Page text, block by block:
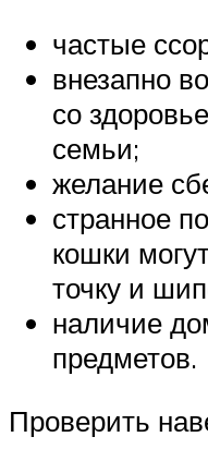
частые
внезапно
со
семьи;
желание
странное
кошки
точку и
наличие
предметов.
Проверить